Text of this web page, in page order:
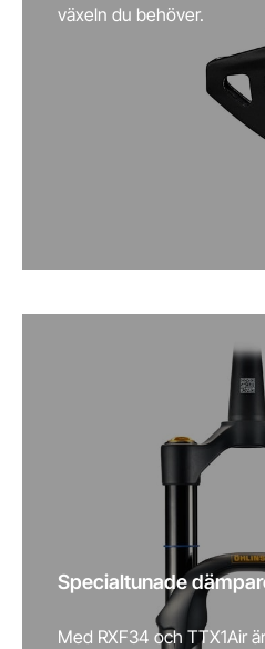
växeln du behöver.
Specialtunade
Med RXF34 och TTX1Air